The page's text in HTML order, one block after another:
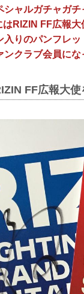
シャルガチャガ
RIZIN FF広報大
入りのパンフレ
ンクラブ会員に
FF広報大